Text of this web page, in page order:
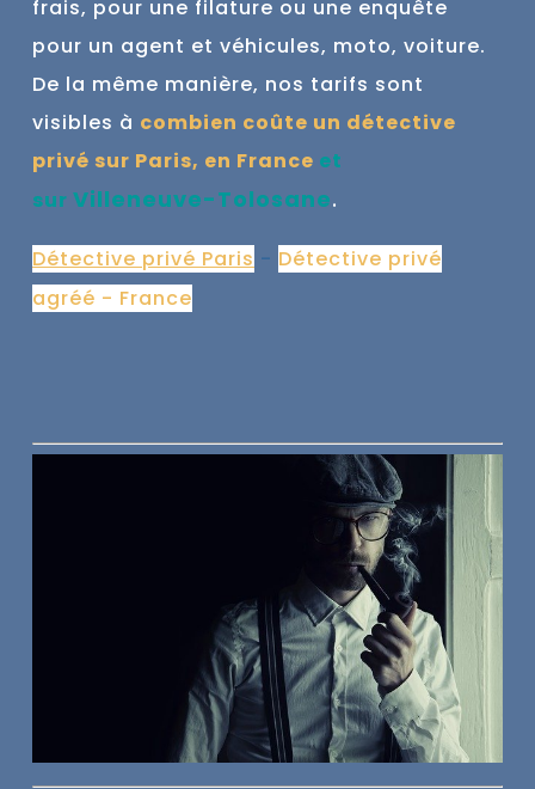
frais, pour une filature ou une enquête
pour un agent et véhicules, moto, voiture.
De la même manière, nos tarifs sont
visibles à combien coûte un détective
privé sur Paris, en France et
sur Villeneuve-Tolosane.
Détective privé Paris - Détective privé
agréé - France